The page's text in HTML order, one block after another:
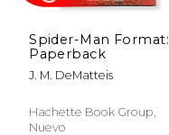
Spider-Man Format:
Paperback
J. M. DeMatteis
Hachette Book Group,
Nuevo